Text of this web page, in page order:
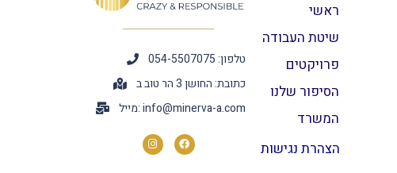
טלפון: 054-5507075
כתובת: החושן 3 הר טוב ב
מייל:info@minerva-a.com
ראשי
שיטת העבודה
פרויקטים
הסיפור שלנו
המשרד
הצהרת נגישות